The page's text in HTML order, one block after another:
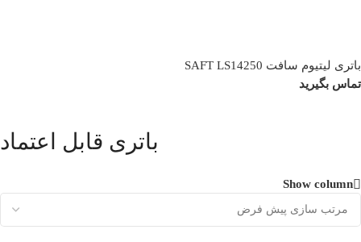
باتری لیتیوم سافت SAFT LS14250
تماس بگیرید
باتری قابل اعتماد
Show column